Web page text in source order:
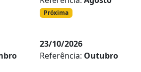
Próxima
23/10/2026
Referência: Outubro